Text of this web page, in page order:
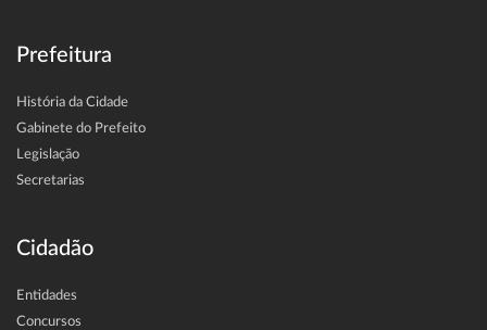
Prefeitura
História da Cidade
Gabinete do Prefeito
Legislação
Secretarias
Cidadão
Entidades
Concursos